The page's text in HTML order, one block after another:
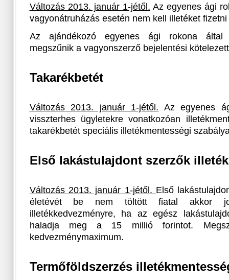
Változás 2013. január 1-jétől. Az egyenes ági
vagyonátruházás esetén nem kell illetéket
Az ajándékozó egyenes ági rokona által
megszűnik a vagyonszerző bejelentési
Takarékbetét
Változás 2013. január 1-jétől. Az egyenes
visszterhes ügyletekre vonatkozóan
takarékbetét speciális illetékmentességi
Első lakástulajdont szerzők
Változás 2013. január 1-jétől. Első
életévét be nem töltött fiatal akkor
illetékkedvezményre, ha az egész
haladja meg a 15 millió forintot.
kedvezménymaximum.
Termőföldszerzés